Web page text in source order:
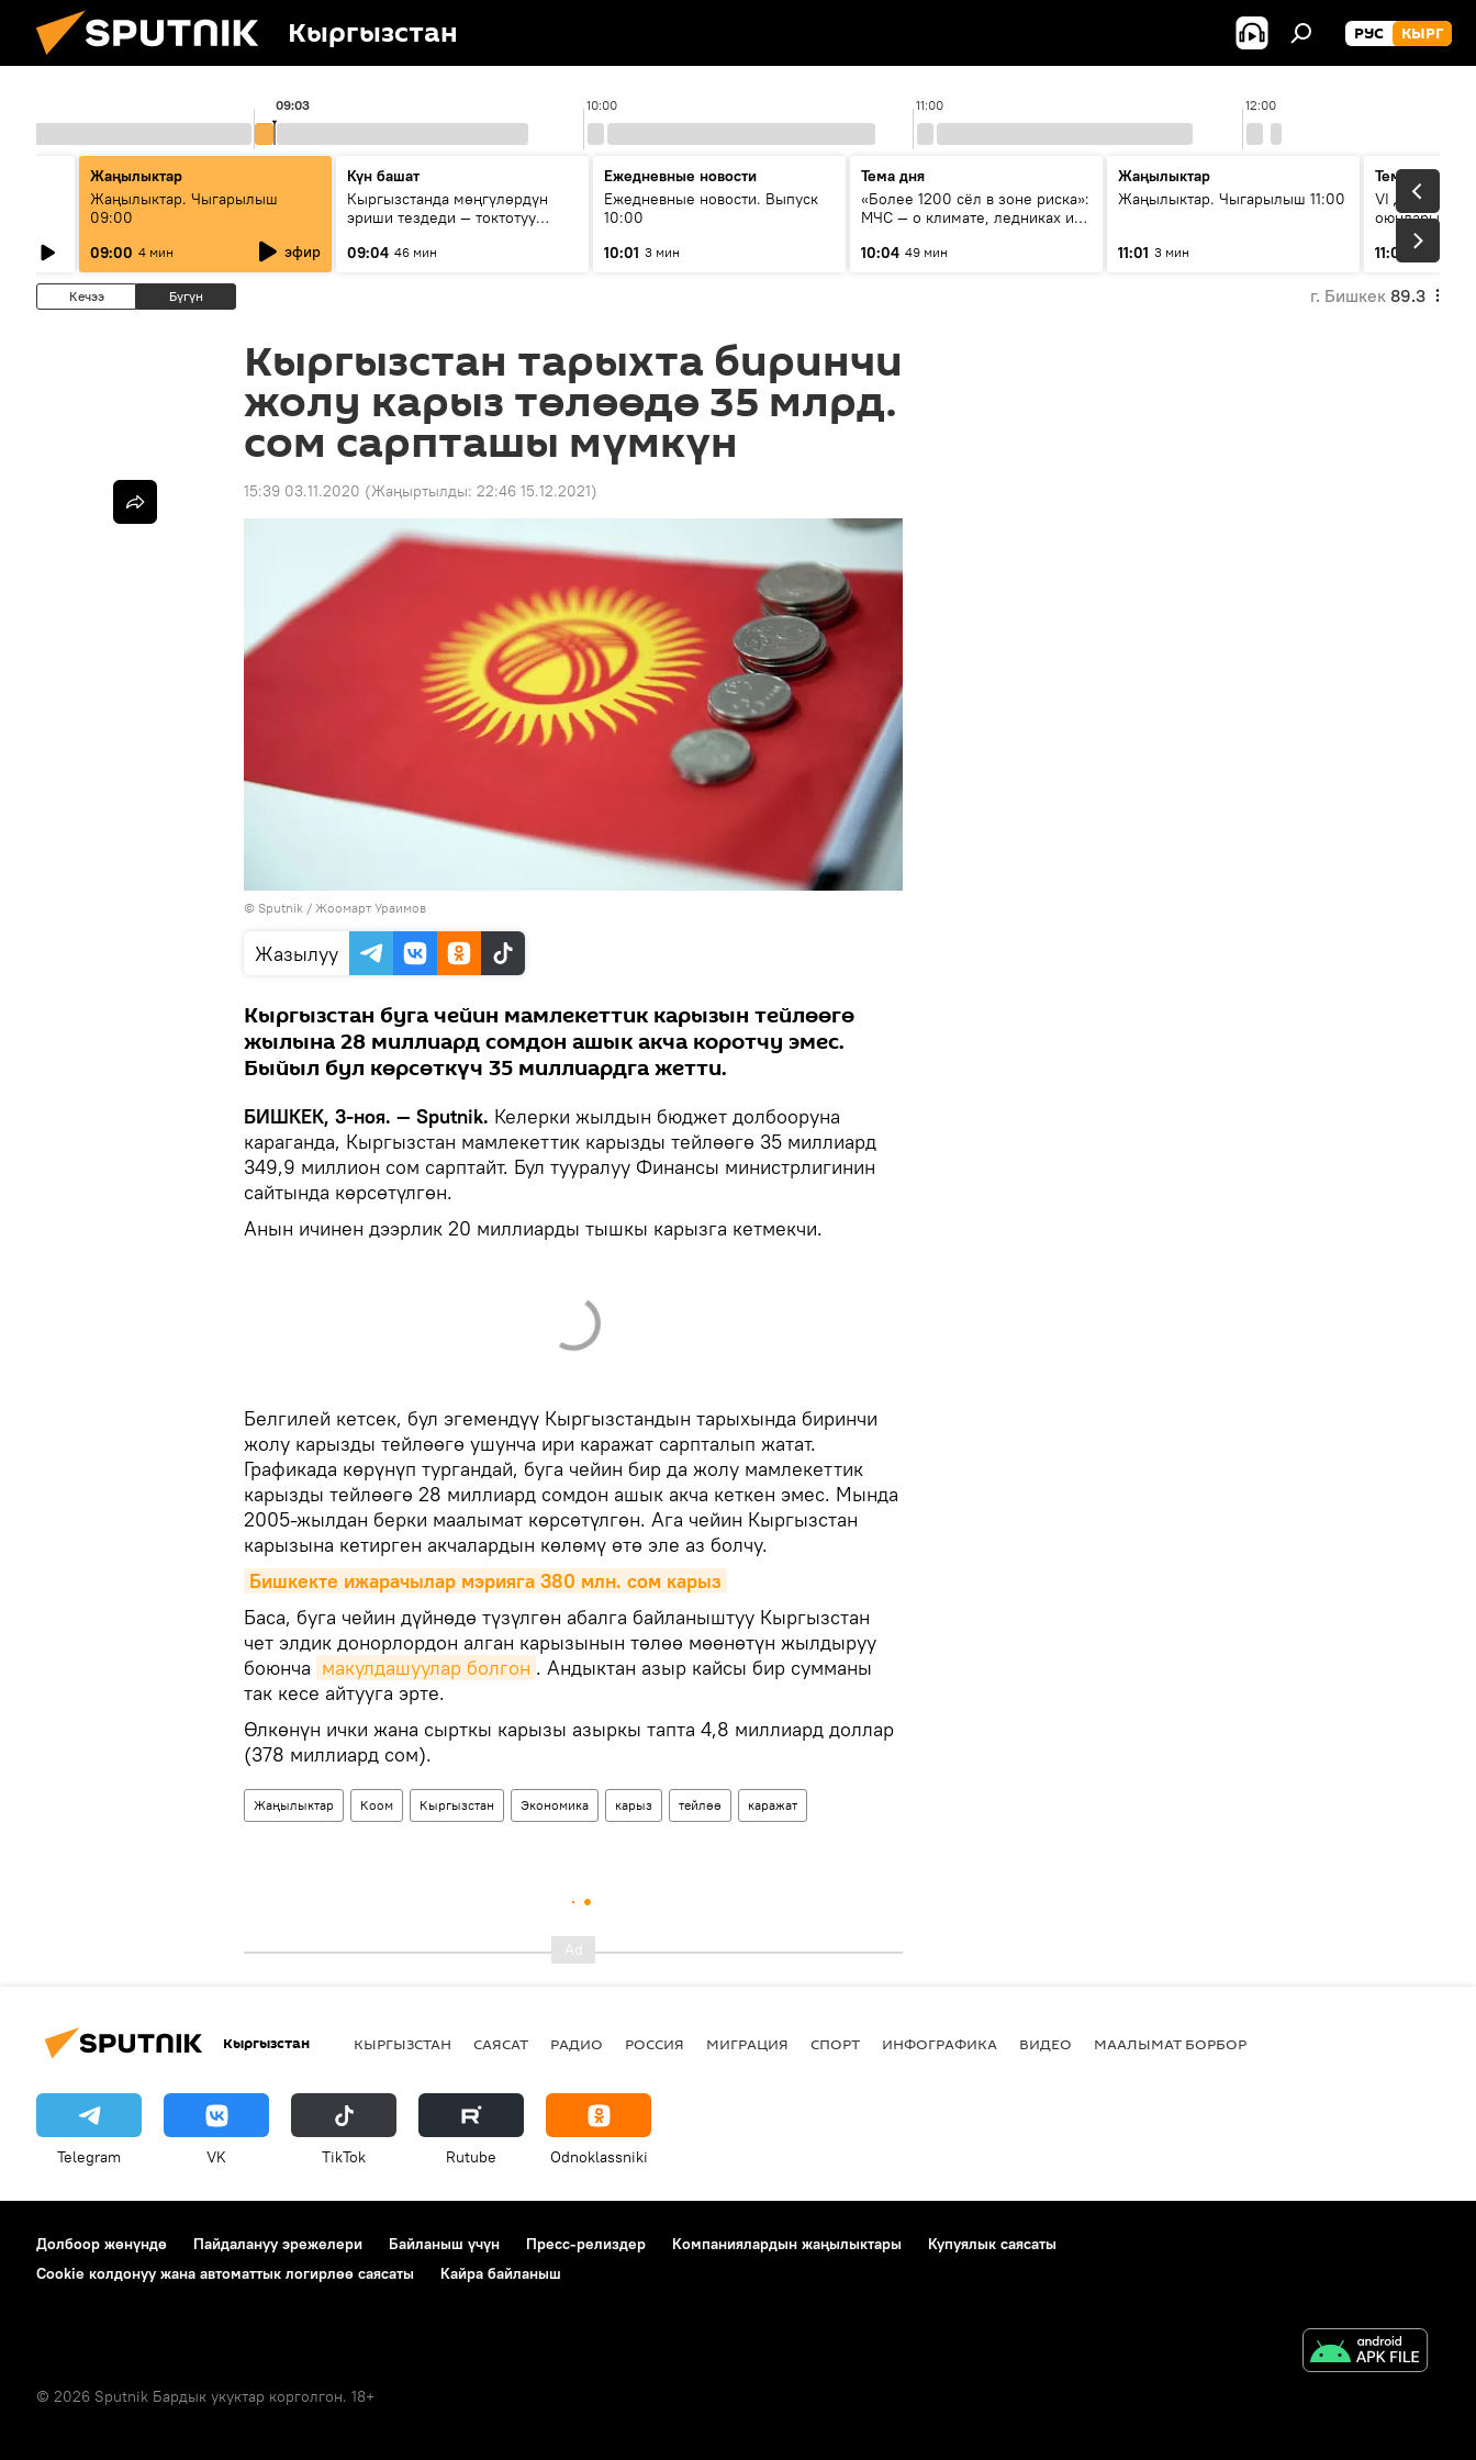
Кыргызстан РУС КЫРГ
10:00 11:00 12:00
09:03
Жаңылыктар
Жаңылыктар. Чыгарылыш
09:00
09:00 4 мин эфир
Күн башат
Кыргызстанда мөңгүлөрдүн
эриши тездеди — токтотуу
09:04 46 мин
Ежедневные новости
Ежедневные новости. Выпуск
10:00
10:01 3 мин
Тема дня
«Более 1200 сёл в зоне риска»:
МЧС — о климате, ледниках и
населения
10:04 49 мин
Жаңылыктар
Жаңылыктар. Чыгарылыш 11:00
11:01 3 мин
Тема дня
VI Дүйнөлүк
оюндарына
калды:
этапка жетти?
11:04 47 мин
Кечээ Бүгүн г. Бишкек 89.3
Кыргызстан тарыхта биринчи
жолу карыз төлөөдө 35 млрд.
сом сарпташы мүмкүн
15:39 03.11.2020 (Жаңыртылды: 22:46 15.12.2021)
© Sputnik / Жоомарт Ураимов
Жазылуу
Кыргызстан буга чейин мамлекеттик карызын тейлөөгө
жылына 28 миллиард сомдон ашык акча коротчу эмес.
Быйыл бул көрсөткүч 35 миллиардга жетти.
БИШКЕК, 3-ноя. — Sputnik. Келерки жылдын бюджет долбооруна
караганда, Кыргызстан мамлекеттик карызды тейлөөгө 35 миллиард
349,9 миллион сом сарптайт. Бул тууралуу Финансы министрлигинин
сайтында көрсөтүлгөн.
Анын ичинен дээрлик 20 миллиарды тышкы карызга кетмекчи.
Белгилей кетсек, бул эгемендүү Кыргызстандын тарыхында биринчи
жолу карызды тейлөөгө ушунча ири каражат сарпталып жатат.
Графикада көрүнүп тургандай, буга чейин бир да жолу мамлекеттик
карызды тейлөөгө 28 миллиард сомдон ашык акча кеткен эмес. Мында
2005-жылдан берки маалымат көрсөтүлгөн. Ага чейин Кыргызстан
карызына кетирген акчалардын көлөмү өтө эле аз болчу.
Бишкекте ижарачылар мэрияга 380 млн. сом карыз
Баса, буга чейин дүйнөдө түзүлгөн абалга байланыштуу Кыргызстан
чет элдик донорлордон алган карызынын төлөө мөөнөтүн жылдыруу
боюнча макулдашуулар болгон . Андыктан азыр кайсы бир сумманы
так кесе айтууга эрте.
Өлкөнүн ички жана сырткы карызы азыркы тапта 4,8 миллиард доллар
(378 миллиард сом).
Жаңылыктар Коом Кыргызстан Экономика карыз тейлөө каражат
Кыргызстан КЫРГЫЗСТАН САЯСАТ РАДИО РОССИЯ МИГРАЦИЯ СПОРТ ИНФОГРАФИКА ВИДЕО МААЛЫМАТ БОРБОР
Telegram VK ТikТоk Rutube Odnoklassniki
Долбоор жөнүндө Пайдалануу эрежелери Байланыш үчүн Пресс-релиздер Компаниялардын жаңылыктары
Купуялык саясаты
Cookie колдонуу жана автоматтык логирлөө саясаты
Кайра байланыш
© 2026 Sputnik Бардык укуктар корголгон. 18+